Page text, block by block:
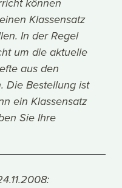
können
Klassensatz
In der Regel
um die aktuelle
aus den
Die Bestellung ist
ein Klassensatz
Sie Ihre